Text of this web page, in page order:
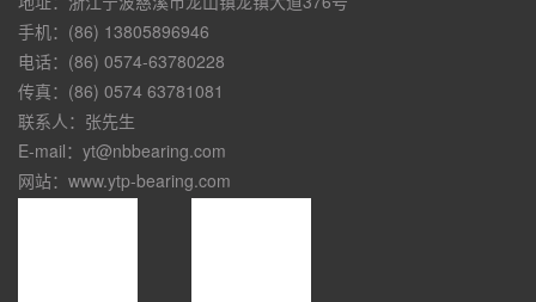
手机：(86) 13805896946
电话：(86) 0574-63780228
传真：(86) 0574 63781081
联系人：张先生
E-mail：yt@nbbearing.com
网站：www.ytp-bearing.com